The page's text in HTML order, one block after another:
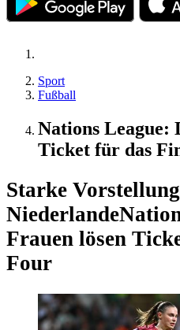
Sport
Fußball
Nations League:
Ticket für das
Starke
Niederlande
Frauen lösen
Four